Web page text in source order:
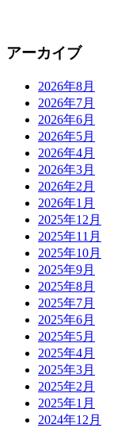
アーカイブ
2026年8月
2026年7月
2026年6月
2026年5月
2026年4月
2026年3月
2026年2月
2026年1月
2025年12月
2025年11月
2025年10月
2025年9月
2025年8月
2025年7月
2025年6月
2025年5月
2025年4月
2025年3月
2025年2月
2025年1月
2024年12月